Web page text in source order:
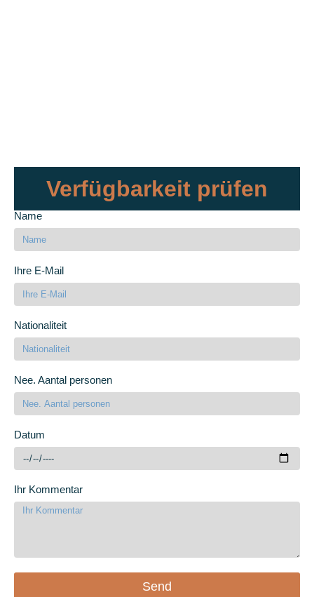
Verfügbarkeit prüfen
Name
Ihre E-Mail
Nationaliteit
Nee. Aantal personen
Datum
Ihr Kommentar
Send